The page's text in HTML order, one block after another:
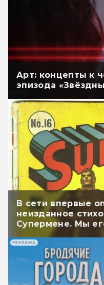
Арт: концепты к
эпизода
В сети впервые
неизданное
Супермене. Мы
РЕКЛАМА